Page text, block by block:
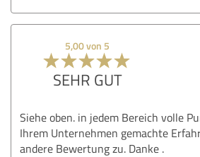
5,00 von 5
SEHR GUT
Siehe oben. in jedem Bereich volle
Ihrem Unternehmen gemachte
andere Bewertung zu. Danke .